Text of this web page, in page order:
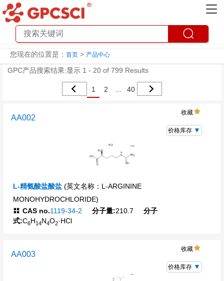
您现在的位置是： 首页 > 产品中心
GPC产品搜索结果:显示 1 - 20 of 799 Results
1 2 40
AA002
L-精氨酸盐酸盐 (英文名称：L-ARGININE
MONOHYDROCHLORIDE)
CAS no.1119-34-2 分子量:210.7
分子
式:C6H14N4O2·HCl
收藏
价格库存
AA003
收藏
价格库存